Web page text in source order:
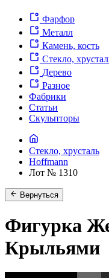
Фарфор
Металл
Камень, кость
Стекло,
Дерево
Разное
Фабрики
Статьи
Скульпторы
Стекло, хрусталь
Hoffmann
Лот № 1310
Вернуться
Фигурка
Крыльями